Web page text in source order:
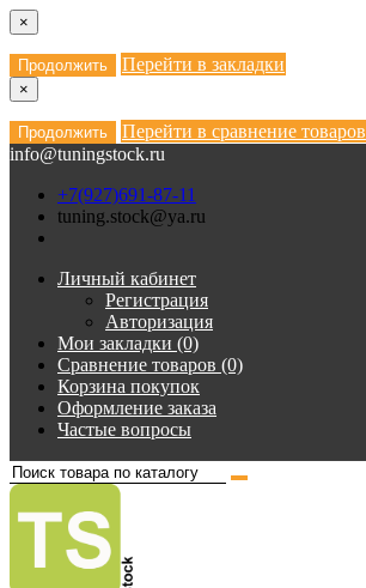
×
Продолжить Перейти в закладки
×
Продолжить
Перейти в сравнение товаров
info@tuningstock.ru
+7(927)691-87-11
tuning.stock@ya.ru
Личный кабинет
Регистрация
Авторизация
Мои закладки (0)
Сравнение товаров (0)
Корзина покупок
Оформление заказа
Частые вопросы